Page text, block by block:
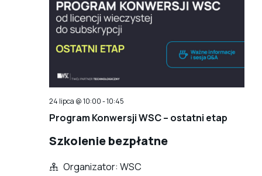
24 lipca @ 10:00-10:45
Program Konwersji WSC – ostatni etap
Szkolenie bezpłatne
Organizator: WSC